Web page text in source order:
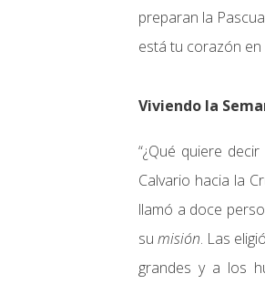
preparan la
está tu corazón
Viviendo la
“¿Qué quiere
Calvario hacia la
llamó a doce
sumisión. Las
grandes y a los